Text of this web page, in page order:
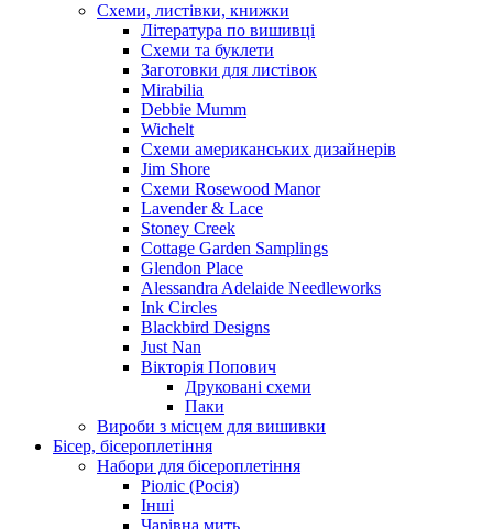
Схеми, листівки, книжки
Література по вишивці
Схеми та буклети
Заготовки для листівок
Mirabilia
Debbie Mumm
Wichelt
Схеми американських дизайнерів
Jim Shore
Cхеми Rosewood Manor
Lavender & Lace
Stoney Creek
Cottage Garden Samplings
Glendon Place
Alessandra Adelaide Needleworks
Ink Circles
Blackbird Designs
Just Nan
Вікторія Попович
Друковані схеми
Паки
Вироби з місцем для вишивки
Бісер, бісероплетіння
Набори для бісероплетіння
Ріоліс (Росія)
Інші
Чарівна мить